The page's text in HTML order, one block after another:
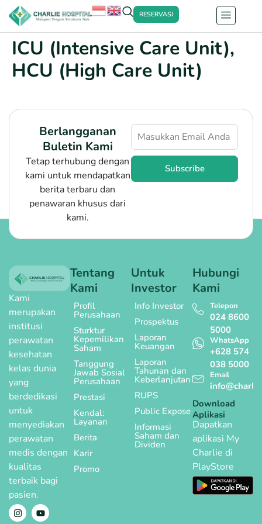
RESERVASI
ICU (Intensive Care Unit),
HCU (High Care Unit)
Berlangganan
Buletin Kami
Tetap terhubung dengan
kami untuk mendapatkan
berita terbaru dan
penawaran khusus dari
kami.
Subscribe
Kami
merupakan
institusi
perawatan
kesehatan
kelas dunia
yang
berdedikasi
untuk
menyediakan
perawatan
medis dengan
kualitas
terbaik bagi
pasien.
Tentang
Kami
Profil
Perusahaan
Sturktur
Kepemilikan
Saham
Tanggung
Jawab Sosial
Perusahaan
Prestasi
Kendal:
Layanan
Berita
Karir
Promo
Untuk
Investor
Info Investor
Prospektus
Laporan
Keuangan
Laporan
Tahunan dan
Keberlanjutan
RUPS
Public Expose
Informasi
Saham dan
Dividen
Hubungi
Kami
Telepon
024 8600
5000
WhatsApp
+628 574
038 5000
Email
Download
Aplikasi
Dapatkan
aplikasi My
Charlie di
PlayStore